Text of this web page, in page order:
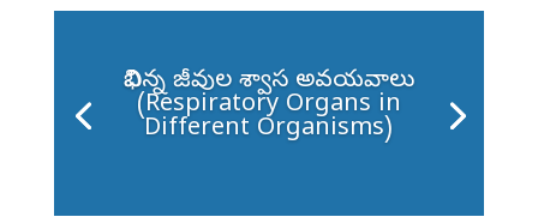
విభిన్న జీవుల శ్వాస అవయవాలు
(Respiratory Organs in
Different Organisms)